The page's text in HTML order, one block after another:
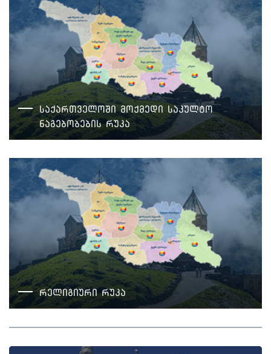
საქართველოში მოქმედი საკულტო
ნაგებობების რუკა
რელიგიური რუკა